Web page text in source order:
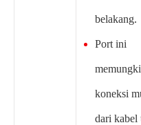
belakang.
Port ini
koneksi
dari kabel